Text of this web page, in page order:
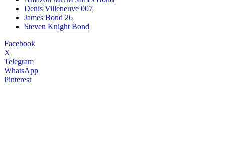
Denis Villeneuve 007
James Bond 26
Steven Knight Bond
Facebook
X
Telegram
WhatsApp
Pinterest